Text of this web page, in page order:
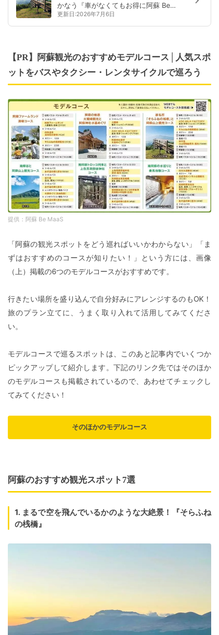
かなう『車がなくてもお得に阿蘇 Be
MaaS（あそべま～す）！！』の魅力を紹
介
更新日:2026年7月6日
【PR】阿蘇観光のおすすめモデルコース│人気スポ
ットをバスやタクシー・レンタサイクルで巡ろう
阿蘇 Be MaaS
「阿蘇の観光スポットをどう巡ればいいかわからない」「ま
ずはおすすめのコースが知りたい！」という方には、画像
（上）掲載の6つのモデルコースがおすすめです。
行きたい場所を盛り込んで自分好みにアレンジするのもOK！
旅のプラン立てに、うまく取り入れて活用してみてくださ
い。
モデルコースで巡るスポットは、このあと記事内でいくつか
ピックアップして紹介します。下記のリンク先ではそのほか
のモデルコースも掲載されているので、あわせてチェックし
てみてください！
そのほかのモデルコース
阿蘇のおすすめ観光スポット7選
1. まるで空を飛んでいるかのような大絶景！『そらふね
の桟橋』